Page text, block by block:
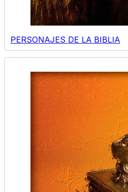
PERSONAJES DE LA BIBLIA